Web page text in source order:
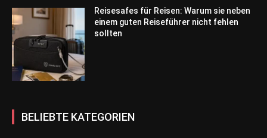
Reisesafes für Reisen: Warum sie neben
einem guten Reiseführer nicht fehlen
sollten
BELIEBTE KATEGORIEN